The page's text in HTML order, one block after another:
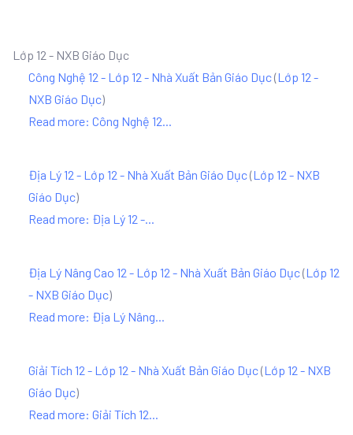
Lớp 12 - NXB Giáo Dục
Công Nghệ 12 - Lớp 12 - Nhà Xuất Bản Giáo Dục(Lớp 12 -
NXB Giáo Dục)
Read more: Công Nghệ 12...
Địa Lý 12 - Lớp 12 - Nhà Xuất Bản Giáo Dục(Lớp 12 - NXB
Giáo Dục)
Read more: Địa Lý 12 -...
Địa Lý Nâng Cao 12 - Lớp 12 - Nhà Xuất Bản Giáo Dục(Lớp 12
- NXB Giáo Dục)
Read more: Địa Lý Nâng...
Giải Tích 12 - Lớp 12 - Nhà Xuất Bản Giáo Dục(Lớp 12 - NXB
Giáo Dục)
Read more: Giải Tích 12...